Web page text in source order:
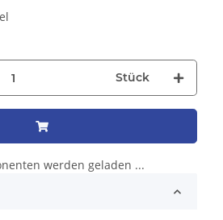
Stück
werden geladen ...